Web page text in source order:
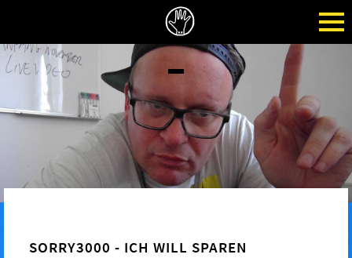
SORRY3000 - ICH WILL SPAREN